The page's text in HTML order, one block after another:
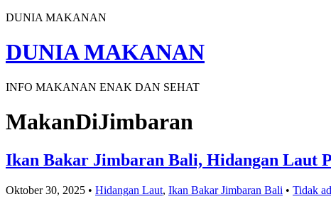
DUNIA MAKANAN
DUNIA MAKANAN
INFO MAKANAN ENAK DAN SEHAT
MakanDiJimbaran
Ikan Bakar Jimbaran Bali, Hidangan Laut
Oktober 30, 2025 • Hidangan Laut, Ikan Bakar Jimbaran Bali • Tidak